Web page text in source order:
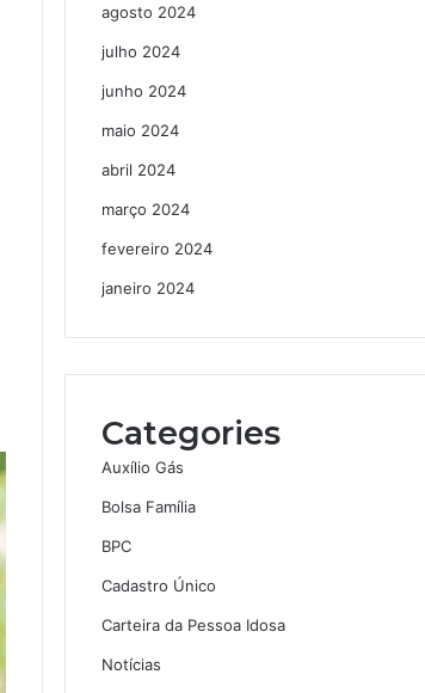
agosto 2024
julho 2024
junho 2024
maio 2024
abril 2024
março 2024
fevereiro 2024
janeiro 2024
Categories
Auxílio Gás
Bolsa Família
BPC
Cadastro Único
Carteira da Pessoa Idosa
Notícias